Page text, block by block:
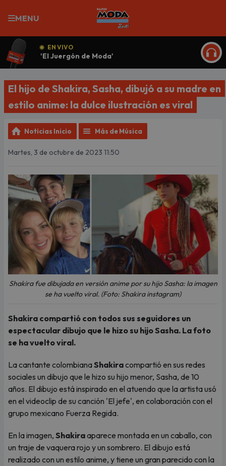
MENU
EN VIVO
'El Juergón de Moda'
El hijo de Shakira, Sasha, dibujó a su madre en
estilo anime: la dulce ilustración es viral
Noticias Inicio Más de Música
Martes, 3 de octubre de 2023 11:50
Shakira fue dibujada en versión anime por su hijo Sasha: la imagen
se ha vuelto viral. (Foto: Shakira instagram)
Shakira compartió con todos sus seguidores un
espectacular dibujo que le hizo su hijo Sasha. La foto
se ha vuelto viral.
La cantante colombianaShakiracompartió en sus redes
sociales un dibujo que le hizo su hijo menor, Sasha, de 10
años. El dibujo está inspirado en el atuendo que la artista usó
en el videoclip de su canción 'El jefe', en colaboración con el
grupo mexicano Fuerza Regida.
En la imagen, Shakiraaparece montada en un caballo, con
un traje de vaquera rojo y un sombrero. El dibujo está
realizado con un estilo anime, y tiene un gran parecido con la